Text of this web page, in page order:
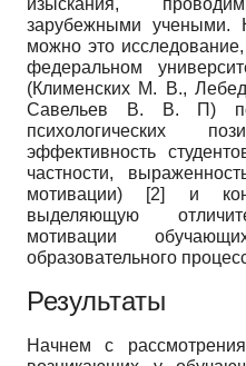
зарубежными
можно это
федеральном
(Клименских М. В.,
Савельев В. В. П)
психологических
эффективность
частности,
мотивации) [2] и
выделяющую
мотивации
образовательного
Результаты
Начнем с